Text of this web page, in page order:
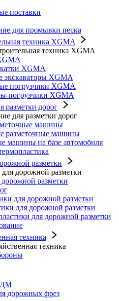
поставки
для промывки песка
техника XGMA
техника XGMA
XGMA
экскаваторы XGMA
погрузчики XGMA
погрузчики XGMA
разметки дорог
для разметки дорог
машины
разметочные машины
машины на базе автомобиля
разметки
дорожной разметки
разметки
для дорожной разметки
для дорожной разметки
для дорожной разметки
техника
техника
дорожных фрез